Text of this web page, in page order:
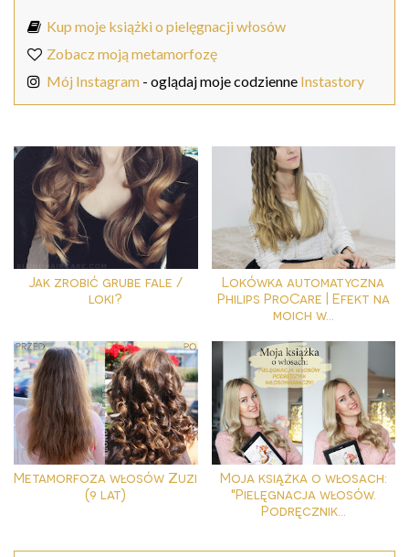
Kup moje książki o pielęgnacji włosów
Zobacz moją metamorfozę
Mój Instagram - oglądaj moje codzienne Instastory
Jak zrobić grube fale /
loki?
Lokówka automatyczna
Philips ProCare | Efekt na
moich w...
Metamorfoza włosów Zuzi
(9 lat)
Moja książka o włosach:
"Pielęgnacja włosów.
Podręcznik...